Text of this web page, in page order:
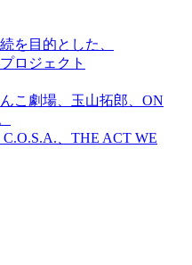
を目的とした、
ロジェクト
こ劇場、玉山拓郎、ON
、THE ACT WE